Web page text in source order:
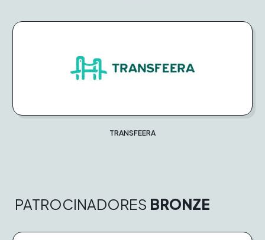
TRANSFEERA
PATROCINADORES BRONZE